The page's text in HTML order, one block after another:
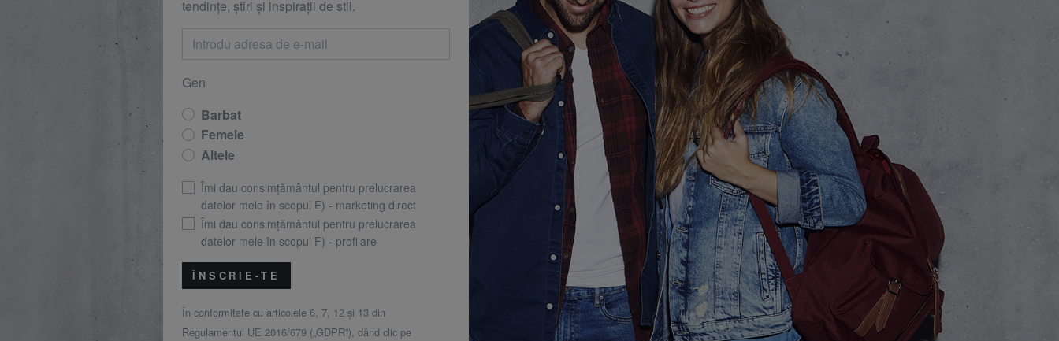
tendințe, știri și inspirații de stil.
Gen
Barbat
Femeie
Altele
Îmi dau consimțământul pentru prelucrarea
datelor mele în scopul E) - marketing direct
Îmi dau consimțământul pentru prelucrarea
datelor mele în scopul F) - profilare
ÎNSCRIE-TE
În conformitate cu articolele 6, 7, 12 și 13 din
Regulamentul UE 2016/679 („GDPR”), dând clic pe